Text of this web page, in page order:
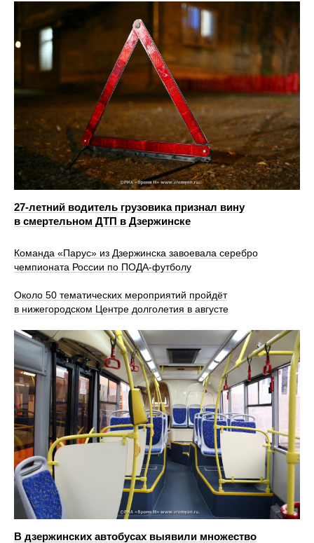
27-летний водитель грузовика признал вину
в смертельном ДТП в Дзержинске
Команда «Парус» из Дзержинска завоевала серебро
чемпионата России по ПОДА-футболу
Около 50 тематических мероприятий пройдёт
в нижегородском Центре долголетия в августе
В дзержинских автобусах выявили множество